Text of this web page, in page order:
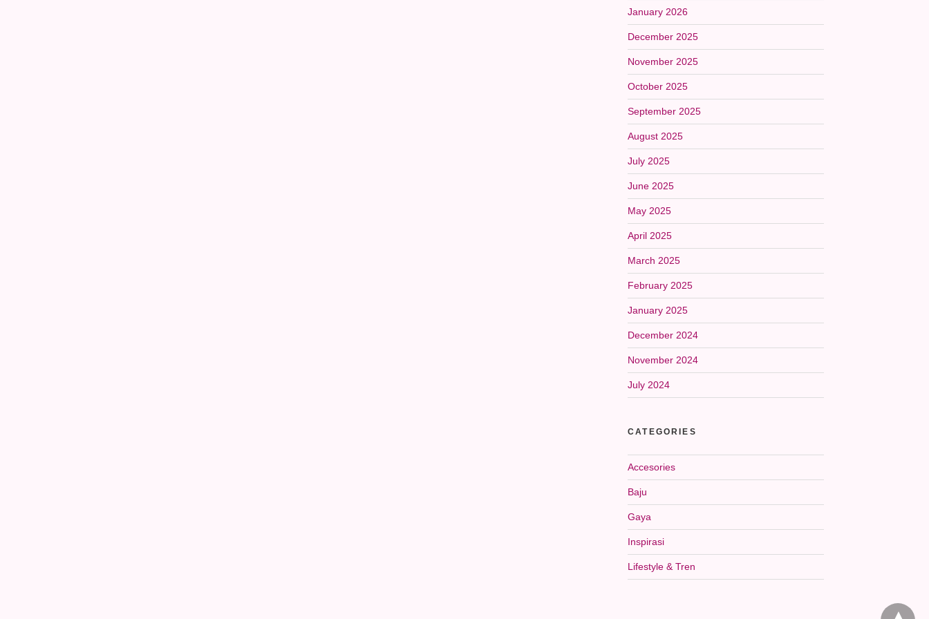
January 2026
December 2025
November 2025
October 2025
September 2025
August 2025
July 2025
June 2025
May 2025
April 2025
March 2025
February 2025
January 2025
December 2024
November 2024
July 2024
CATEGORIES
Accesories
Baju
Gaya
Inspirasi
Lifestyle & Tren